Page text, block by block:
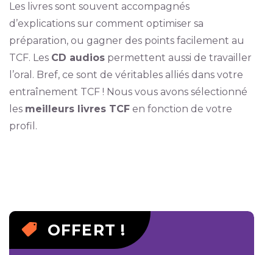
Les livres sont souvent accompagnés
d’explications sur comment optimiser sa
préparation, ou gagner des points facilement au
TCF. Les CD audiospermettent aussi de travailler
l’oral. Bref, ce sont de véritables alliés dans votre
entraînement TCF ! Nous vous avons sélectionné
les meilleurs livres TCFen fonction de votre
profil.
OFFERT !